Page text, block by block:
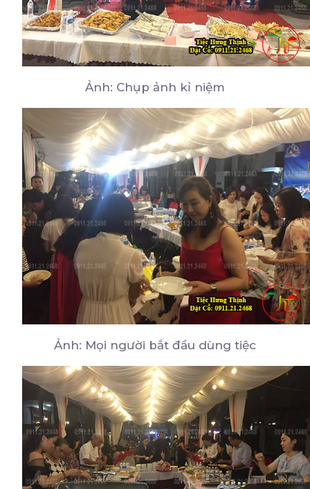
Ảnh: Chụp ảnh kỉ niệm
Ảnh: Mọi người bắt đầu dùng tiệc